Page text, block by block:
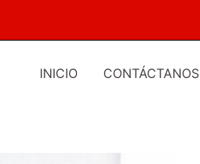
INICIO CONTÁCTANOS